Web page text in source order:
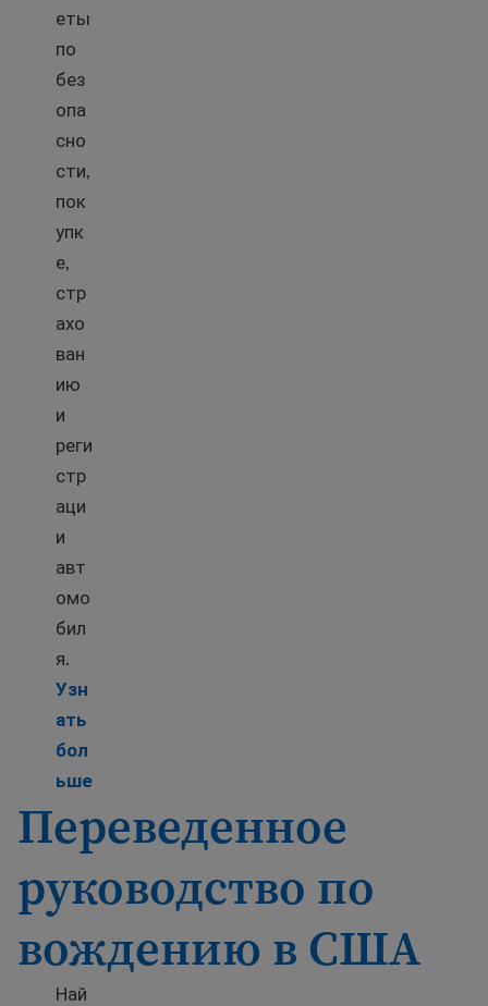
еты
по
без
опа
сно
сти,
пок
упк
е,
стр
ахо
ван
ию
и
реги
стр
аци
и
авт
омо
бил
я.
Узн
ать
бол
ьшеLearn more about Tips for driving in the U.S.
Переведенное
руководство по
вождению в США
Най